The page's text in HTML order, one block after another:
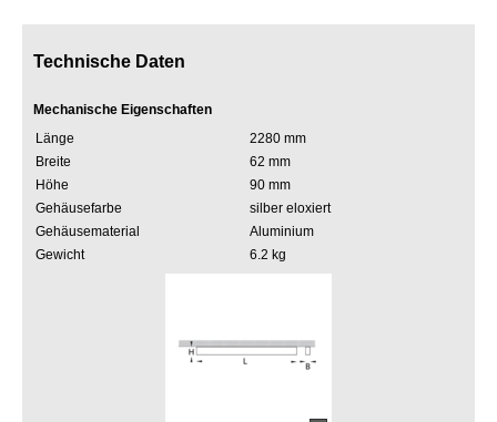
Technische Daten
Mechanische Eigenschaften
Länge
2280 mm
Breite
62 mm
Höhe
90 mm
Gehäusefarbe
silber eloxiert
Gehäusematerial
Aluminium
Gewicht
6.2 kg